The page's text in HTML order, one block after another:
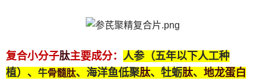
复合小分子肽主要成分： 人参（五年以下人工种
植）、 牛骨髓肽、海洋鱼低聚肽、牡蛎肽、 地龙蛋白